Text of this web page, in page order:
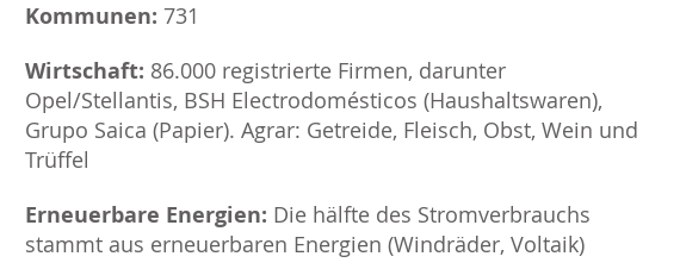
Kommunen: 731
Wirtschaft: 86.000 registrierte Firmen, darunter
Opel/Stellantis, BSH Electrodomésticos (Haushaltswaren),
Grupo Saica (Papier). Agrar: Getreide, Fleisch, Obst, Wein und
Trüffel
Erneuerbare Energien: Die hälfte des Stromverbrauchs
stammt aus erneuerbaren Energien (Windräder, Voltaik)